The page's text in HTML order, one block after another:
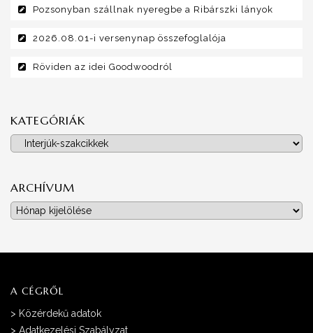
Pozsonyban szállnak nyeregbe a Ribárszki lányok
2026.08.01-i versenynap összefoglalója
Röviden az idei Goodwoodról
KATEGÓRIÁK
Kategóriák
ARCHÍVUM
Archívum
A CÉGRŐL
> Közérdekű adatok
> Adatkezelési Szabályzat